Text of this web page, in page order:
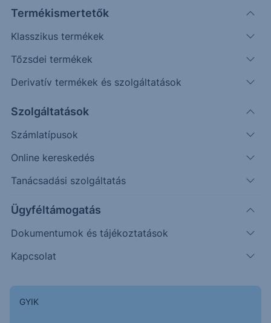
Termékismertetők
Klasszikus termékek
Tőzsdei termékek
Derivatív termékek és szolgáltatások
Szolgáltatások
Számlatípusok
Online kereskedés
Tanácsadási szolgáltatás
Ügyféltámogatás
Dokumentumok és tájékoztatások
Kapcsolat
GYIK
08:00
21.0000